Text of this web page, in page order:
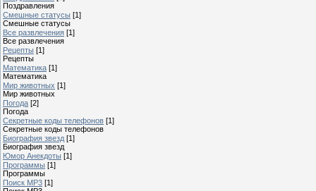
Поздравления
Смешные статусы [1]
Смешные статусы
Все развлечения [1]
Все развлечения
Рецепты [1]
Рецепты
Математика [1]
Математика
Мир животных [1]
Мир животных
Погода [2]
Погода
Секретные коды телефонов [1]
Секретные коды телефонов
Биография звезд [1]
Биография звезд
Юмор Анекдоты [1]
Программы [1]
Программы
Поиск MP3 [1]